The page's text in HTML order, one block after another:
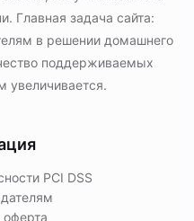
Главная задача сайта:
в решении домашнего
поддерживаемых
увеличивается.
PСI DSS